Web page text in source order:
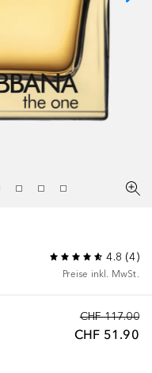
4.8 (4)
Preise inkl. MwSt.
CHF 117.00
CHF 51.90